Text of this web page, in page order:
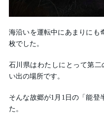
海沿いを運転中にあまりにも
枚でした。
石川県はわたしにとって第
い出の場所です。
そんな故郷が1月1日の「能登
た。